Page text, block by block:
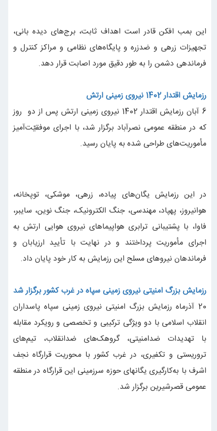
این بمب افکن قادر است اهداف ثابت، برج‌های دیده بانی،
تجهیزات زرهی و ضدزره و پایگاه‌های نظامی و مراکز کنترل‌ و
فرماندهی دشمن را به طور دقیق مورد اصابت قرار دهد.
رزمایش اقتدار 1402 نیروی زمینی ارتش
6 آبان رزمایش اقتدار 1402 نیروی زمینی ارتش پس از دو روز
که در منطقه عمومی نصرآباد برگزار شد، با اجرای موفقیّت‌آمیز
مأموریت‌های طراحی شده به پایان رسید.
در این رزمایش یگان‌های پیاده، زرهی، موشکی، توپخانه،
هوانیروز، پهپاد، مهندسی، جنگ الکترونیک، جنگ نوین، سایبر،
فاوا، با پشتیبانی ترابری هواپیماهای نیروی هوایی ارتش به
اجرای مأموریت پرداختند و در نهایت با تأیید ارزیابان و
فرماندهان نیروهای مسلح این رزمایش به کار خود پایان داد.
رزمایش بزرگ امنیتی نیروی زمینی سپاه در غرب کشور برگزار شد
20 آذرماه رزمایش بزرگ امنیتی نیروی زمینی سپاه پاسداران
انقلاب اسلامی با دو ویژگی ترکیبی و تخصصی و رویکرد مقابله
با تهدیدات ضدامنیتی، گروهک‌های ضدانقلاب، تیم‌های
تروریستی و تکفیری، در غرب کشور با محوریت قرارگاه نجف
اشرف با به‌کارگیری یگانهای حوزه سرزمینی این قرارگاه در منطقه
عمومی قصرشیرین برگزار شد.